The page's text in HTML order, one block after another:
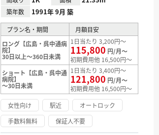
築年数 1991年 9月 築
プラン名・期間
月額目安
ロング【広島・呉中通病
院】
30日以上～360日未満
1日当たり 3,200円～
115,800 円/月～
初期費用他 16,500円～
ショート【広島・呉中通
病院】
～30日未満
1日当たり 3,400円～
121,800 円/月～
初期費用他 16,500円～
女性向け
駅近
オートロック
手数料無料
保証人不要